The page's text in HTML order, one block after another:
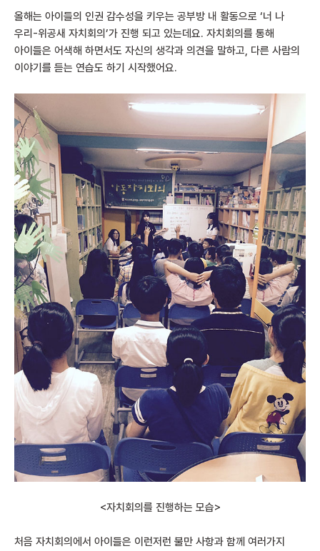
올해는 아이들의 인권 감수성을 키우는 공부방 내 활동으로 ‘너 나
우리-위공새 자치회의’가 진행 되고 있는데요. 자치회의를 통해
아이들은 어색해 하면서도 자신의 생각과 의견을 말하고, 다른 사람의
이야기를 듣는 연습도 하기 시작했어요.
<자치회의를 진행하는 모습>
처음 자치회의에서 아이들은 이런저런 불만 사항과 함께 여러가지